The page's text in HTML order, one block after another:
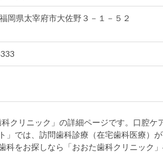
県太宰府市大佐野３－１－５２
クリニック」の詳細ページです。口腔ケ
」では、訪問歯科診療（在宅歯科医療）
をお探しなら「おおた歯科クリニック」